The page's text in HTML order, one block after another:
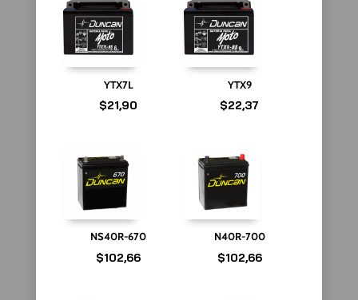
YTX7L
$21,90
YTX9
$22,37
NS40R-670
$102,66
N40R-700
$102,66